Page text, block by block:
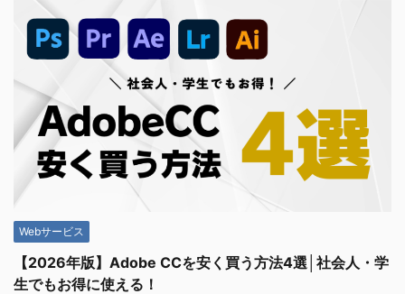
Webサービス
【2026年版】Adobe CCを安く買う方法4選│社会人・学
生でもお得に使える！